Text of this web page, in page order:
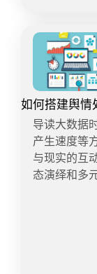
观层面出
毫无诚意可
反被戏多误
而其教训也
歉，公开相
等平息舆论
流程。可公
拾起对消费
层面的问题。 ——《新京报》-道歉信变自
稿，全棉时代＂戏太多
默，但这
且违背推进
事实就凭主
事实或者初
行回应和辟
了”的情况
还会引发次
意和态度。
舆情发展期
导处置工作
亟待释放
网络钩沉和
上影响了相
的形象和公
险？主要思
云新媒体时
鲜期很短，
事件中，受
易将正常的
还是熟悉的
人或组织
论场关于“
如何搭建舆情
导读大数据
产生速度等
与现实的互
态演绎和多
著提升舆